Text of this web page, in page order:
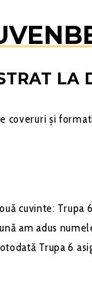
LA
coveruri şi
cuvinte: Trupa
am adus
Trupa 6